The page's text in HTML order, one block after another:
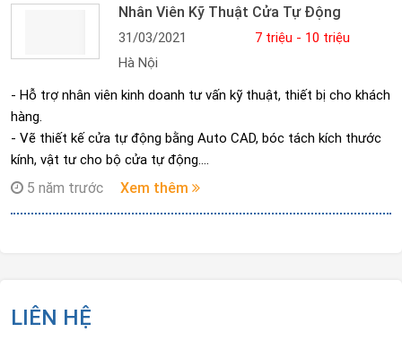
Nhân Viên Kỹ Thuật Cửa Tự Động
31/03/2021
7 triệu - 10 triệu
Hà Nội
- Hỗ trợ nhân viên kinh doanh tư vấn kỹ thuật, thiết bị cho khách
hàng.
- Vẽ thiết kế cửa tự động bằng Auto CAD, bóc tách kích thước
kính, vật tư cho bộ cửa tự động.
- Hướng dẫn, đào tạo khách hàng đại lý lắp đặt cửa tự động.
(Các công việc chi tiết, chuyên môn sẽ được trao đổi cụ thể khi
phỏng vấn và được đào tạo nghề sau khi được tuyển dụng)
5 năm trước Xem thêm
LIÊN HỆ